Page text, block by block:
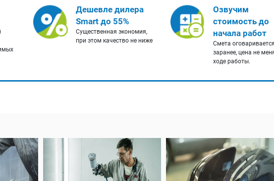
Дешевле дилера
Smart до 55%
Существенная экономия,
при этом качество не ниже
Озвучим
стоимость до
начала работ
Смета оговаривается
заранее, цена не
ходе работы.